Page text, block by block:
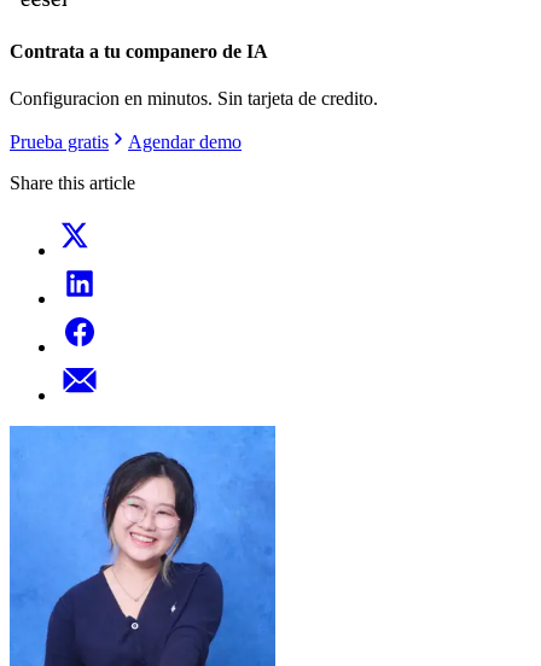
Contrata a tu companero de IA
Configuracion en minutos. Sin tarjeta de credito.
Prueba gratis
Agendar demo
Share this article